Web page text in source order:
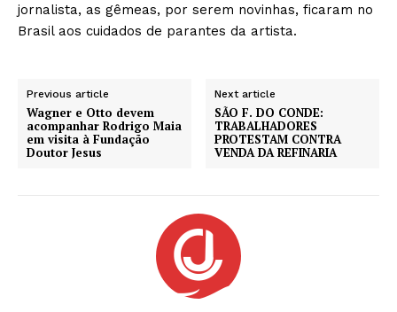
jornalista, as gêmeas, por serem novinhas, ficaram no
Brasil aos cuidados de parantes da artista.
Previous article
Wagner e Otto devem
acompanhar Rodrigo Maia
em visita à Fundação
Doutor Jesus
Next article
SÃO F. DO CONDE:
TRABALHADORES
PROTESTAM CONTRA
VENDA DA REFINARIA